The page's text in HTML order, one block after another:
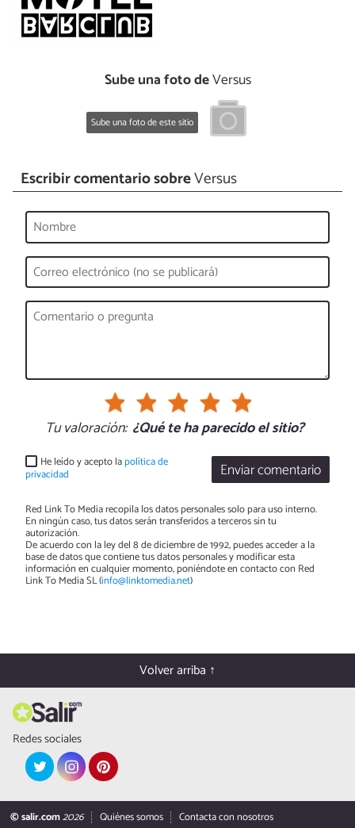
Sube una foto deVersus
Sube una foto de este sitio
Escribir comentario sobreVersus
Tu valoración: ¿Qué te ha parecido el sitio?
Enviar comentario
He leído y acepto lapolítica de
privacidad
Red Link To Media recopila los datos personales solo para uso interno.
En ningún caso, tus datos serán transferidos a terceros sin tu
autorización.
De acuerdo con la ley del 8 de diciembre de 1992, puedes acceder a la
base de datos que contiene tus datos personales y modificar esta
información en cualquier momento, poniéndote en contacto con Red
Link To Media SL (info@linktomedia.net)
Volver arriba ↑
Redes sociales
© salir.com2026 Quiénes somos Contacta con nosotros